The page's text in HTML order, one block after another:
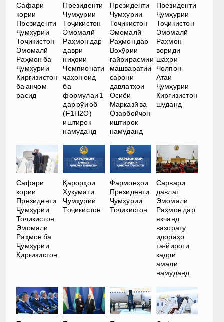
Сафари
кории
Президенти
Ҷумҳурии
Тоҷикистон
Эмомалӣ
Раҳмон ба
Ҷумҳурии
Қирғизистон
ба анҷом
расид
Президенти
Ҷумҳурии
Тоҷикистон
Эмомалӣ
Раҳмон дар
даври
ниҳоии
Чемпионати
ҷаҳон оид
ба
формулаи 1
дар рӯи об
(F1H2O)
иштирок
намуданд
Президенти
Ҷумҳурии
Тоҷикистон
Эмомалӣ
Раҳмон дар
Вохӯрии
ғайрирасмии
машваратии
сарони
давлатҳои
Осиёи
Марказӣ ва
Озарбойҷон
иштирок
намуданд
Президенти
Ҷумҳурии
Тоҷикистон
Эмомалӣ
Раҳмон
вориди
шаҳри
Чолпон-
Атаи
Ҷумҳурии
Қирғизистон
шуданд
Сафари
кории
Президенти
Ҷумҳурии
Тоҷикистон
Эмомалӣ
Раҳмон ба
Ҷумҳурии
Қирғизистон
Қарорҳои
Ҳукумати
Ҷумҳурии
Тоҷикистон
Фармонҳои
Президенти
Ҷумҳурии
Тоҷикистон
Сарвари
давлат
Эмомалӣ
Раҳмон дар
якчанд
вазорату
идораҳо
тағйироти
кадрӣ
амалӣ
намуданд